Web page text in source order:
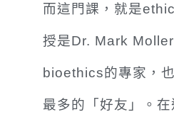
而這門課，就是
授是Dr. Mark
bioethics的專家，也
最多的「好友」。